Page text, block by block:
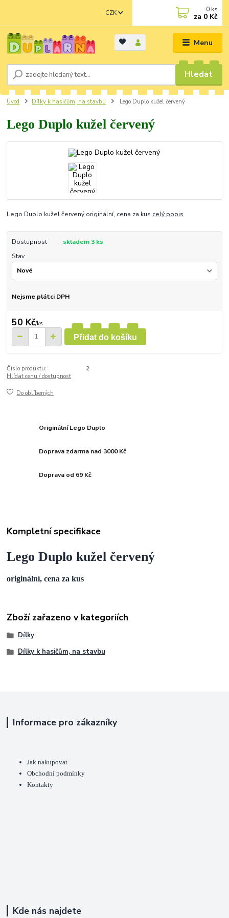
Menu
CZK
Hledat
0 ks
za 0 Kč
Úvod Dílky k hasičům, na stavbu Lego Duplo kužel červený
Lego Duplo kužel červený
Lego Duplo kužel červený originální, cena za kus celý popis
Dostupnost
skladem 3 ks
Stav
Nejsme plátci DPH
50 Kč/ks
Přidat do košíku
Číslo produktu:
2
Hlídat cenu / dostupnost
Do oblíbených
Originální Lego Duplo
Doprava zdarma nad 3000 Kč
Doprava od 69 Kč
Kompletní specifikace
Lego Duplo kužel červený
originální, cena za kus
Zboží zařazeno v kategoriích
Dílky
Dílky k hasičům, na stavbu
Informace pro zákazníky
Jak nakupovat
Obchodní podmínky
Kontakty
Kde nás najdete